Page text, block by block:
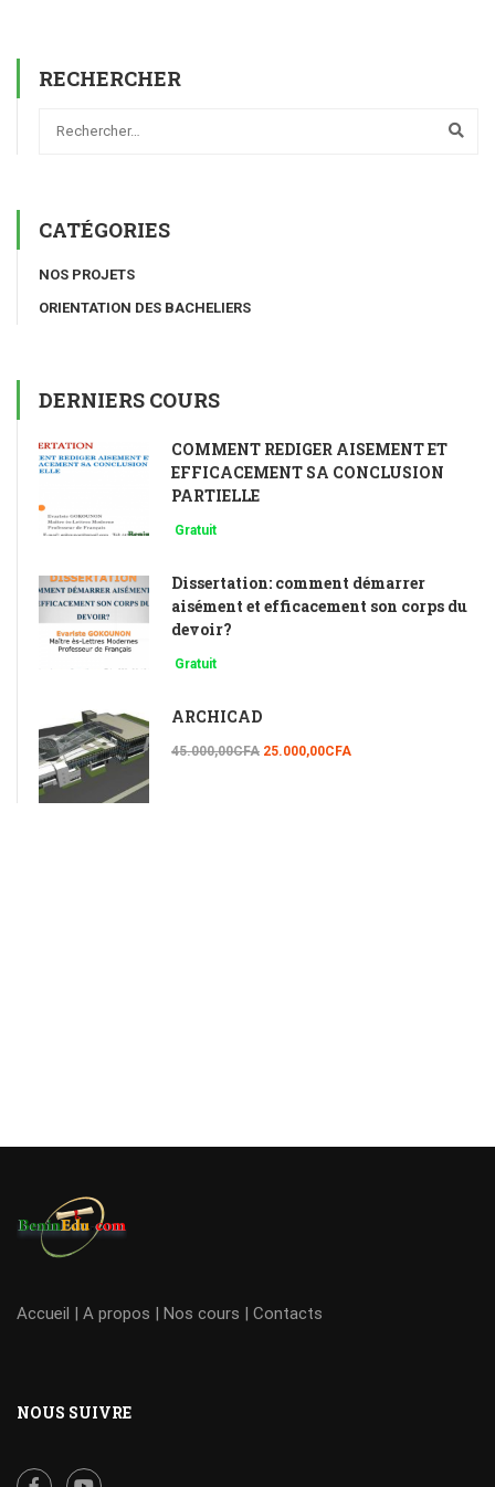
RECHERCHER
CATÉGORIES
NOS PROJETS
ORIENTATION DES BACHELIERS
DERNIERS COURS
COMMENT REDIGER AISEMENT ET
EFFICACEMENT SA CONCLUSION
PARTIELLE
Gratuit
Dissertation: comment démarrer
aisément et efficacement son corps du
devoir?
Gratuit
ARCHICAD
45.000,00CFA 25.000,00CFA
Accueil | A propos | Nos cours | Contacts
NOUS SUIVRE